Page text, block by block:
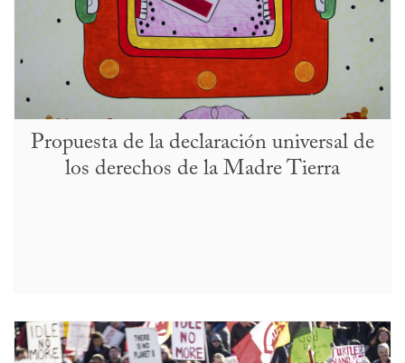
Propuesta de la declaración universal de
los derechos de la Madre Tierra